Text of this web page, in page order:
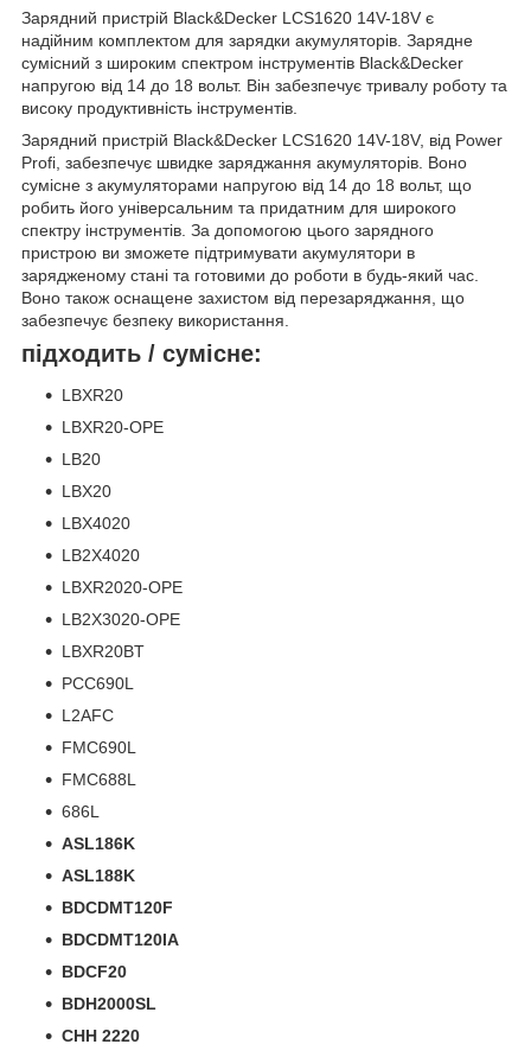
Зарядний пристрій Black&Decker LCS1620 14V-18V є
надійним комплектом для зарядки акумуляторів. Зарядне
сумісний з широким спектром інструментів Black&Decker
напругою від 14 до 18 вольт. Він забезпечує тривалу роботу та
високу продуктивність інструментів.
Зарядний пристрій Black&Decker LCS1620 14V-18V, від Power
Profi, забезпечує швидке заряджання акумуляторів. Воно
сумісне з акумуляторами напругою від 14 до 18 вольт, що
робить його універсальним та придатним для широкого
спектру інструментів. За допомогою цього зарядного
пристрою ви зможете підтримувати акумулятори в
зарядженому стані та готовими до роботи в будь-який час.
Воно також оснащене захистом від перезаряджання, що
забезпечує безпеку використання.
підходить / сумісне:
LBXR20
LBXR20-OPE
LB20
LBX20
LBX4020
LB2X4020
LBXR2020-OPE
LB2X3020-OPE
LBXR20BT
PCC690L
L2AFC
FMC690L
FMC688L
686L
ASL186K
ASL188K
BDCDMT120F
BDCDMT120IA
BDCF20
BDH2000SL
CHH 2220